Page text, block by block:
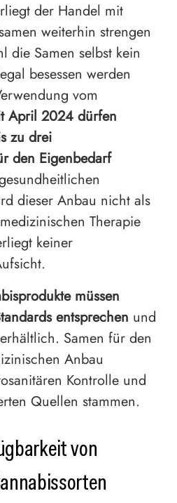
der Handel mit
weiterhin strengen
die Samen selbst kein
besessen werden
vom
April 2024 dürfen
zu drei
den Eigenbedarf
dieser Anbau nicht als
Therapie
keiner
müssen
entsprechen und
Samen für den
Anbau
Kontrolle und
Quellen stammen.
von